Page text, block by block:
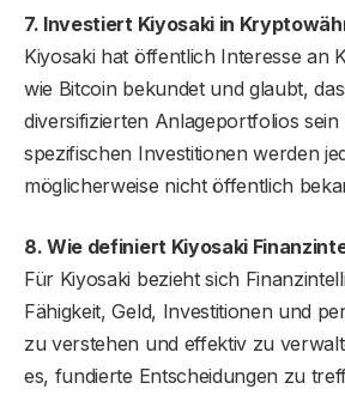
7. Investiert Kiyosaki in
Kiyosaki hat öffentlich Interesse an
wie Bitcoin bekundet und glaubt,
diversifizierten Anlageportfolios sein
spezifischen Investitionen werden
möglicherweise nicht öffentlich
8. Wie definiert Kiyosaki
Für Kiyosaki bezieht sich
Fähigkeit, Geld, Investitionen und
zu verstehen und effektiv zu
es, fundierte Entscheidungen zu